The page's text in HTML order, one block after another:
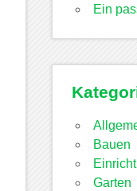
Ein
Bauen
Garten